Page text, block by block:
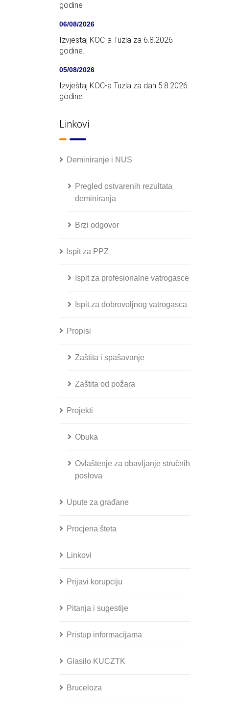
godine
06/08/2026
Izvjestaj KOC-a Tuzla za 6.8.2026
godine.
05/08/2026
Izvještaj KOC-a Tuzla za dan 5.8.2026.
godine
Linkovi
Deminiranje i NUS
Pregled ostvarenih rezultata
deminiranja
Brzi odgovor
Ispit za PPZ
Ispit za profesionalne vatrogasce
Ispit za dobrovoljnog vatrogasca
Propisi
Zaštita i spašavanje
Zaštita od požara
Projekti
Obuka
Ovlaštenje za obavljanje stručnih
poslova
Upute za građane
Procjena šteta
Linkovi
Prijavi korupciju
Pitanja i sugestije
Pristup informacijama
Glasilo KUCZTK
Bruceloza